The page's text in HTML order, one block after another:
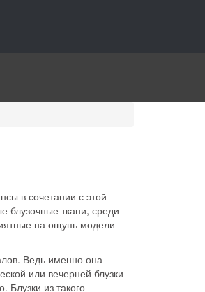
в сочетании с этой
блузочные ткани, среди
на ощупь модели
Ведь именно она
или вечерней блузки –
Блузки из такого